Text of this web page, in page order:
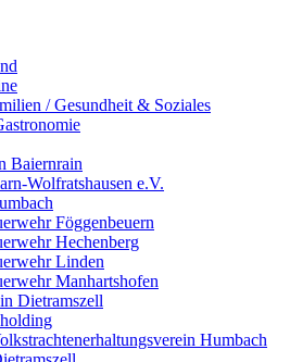
/ Gesundheit & Soziales
Baiernrain
Wolfratshausen e.V.
Föggenbeuern
Hechenberg
Linden
Manhartshofen
Dietramszell
Humbach